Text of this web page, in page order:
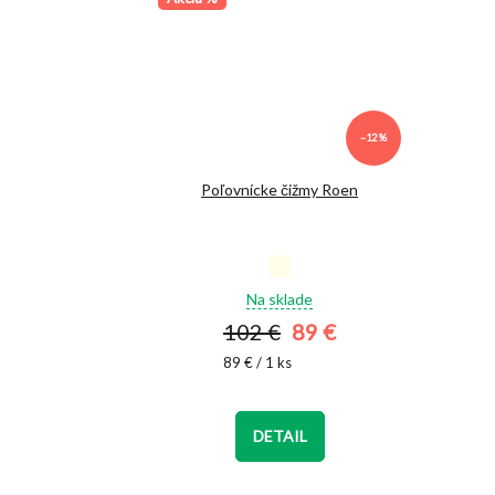
–12 %
Poľovnícke čižmy Roen
hodnotenie
je
5,0
Na sklade
89 €
102 €
Jednotková
89 € / 1 ks
DETAIL